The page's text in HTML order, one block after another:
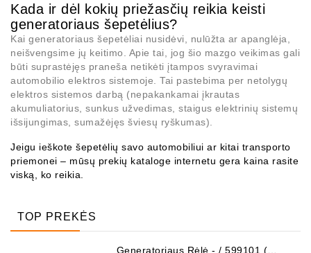
Kada ir dėl kokių priežasčių reikia keisti
generatoriaus šepetėlius?
Kai generatoriaus šepetėliai nusidėvi, nulūžta ar apanglėja,
neišvengsime jų keitimo. Apie tai, jog šio mazgo veikimas gali
būti suprastėjęs praneša netikėti įtampos svyravimai
automobilio elektros sistemoje. Tai pastebima per netolygų
elektros sistemos darbą (nepakankamai įkrautas
akumuliatorius, sunkus užvedimas, staigus elektrinių sistemų
išsijungimas, sumažėjęs šviesų ryškumas).
Jeigu ieškote šepetėlių savo automobiliui ar kitai transporto
priemonei – mūsų prekių kataloge internetu gera kaina rasite
viską, ko reikia.
TOP PREKĖS
Generatoriaus Rėlė - / 599101 (